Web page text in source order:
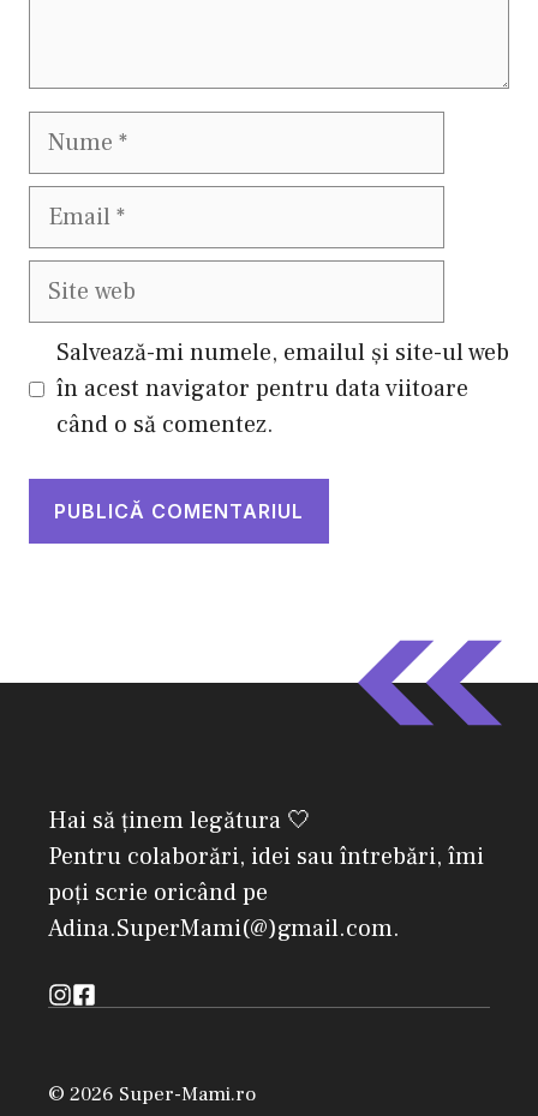
Nume
Email
Site
Salvează-mi numele, emailul și site-ul web
în acest navigator pentru data viitoare
când o să comentez.
Hai să ținem legătura 🤍
Pentru colaborări, idei sau întrebări, îmi
poți scrie oricând pe
Adina.SuperMami(@)gmail.com.
© 2026 Super-Mami.ro